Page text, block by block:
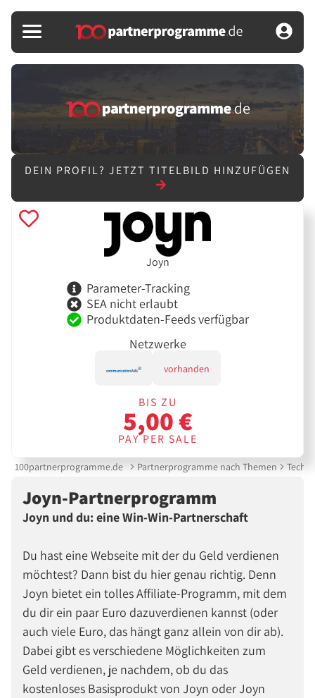
DEIN PROFIL? JETZT TITELBILD HINZUFÜGEN
Joyn
Parameter-Tracking
SEA nicht erlaubt
Produktdaten-Feeds verfügbar
Netzwerke
vorhanden
BIS ZU
5,00 €
PAY PER SALE
100partnerprogramme.de Partnerprogramme nach Themen
Joyn-Partnerprogramm
Joyn und du: eine Win-Win-Partnerschaft
Du hast eine Webseite mit der du Geld verdienen
möchtest? Dann bist du hier genau richtig. Denn
Joyn bietet ein tolles Affiliate-Programm, mit dem
du dir ein paar Euro dazuverdienen kannst (oder
auch viele Euro, das hängt ganz allein von dir ab).
Dabei gibt es verschiedene Möglichkeiten zum
Geld verdienen, je nachdem, ob du das
kostenloses Basisprodukt von Joyn oder Joyn